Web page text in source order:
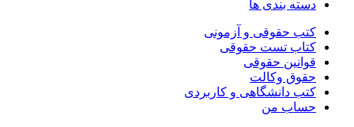
دسته بندی ها
کتب حقوقی و آزمونی
کتاب تست حقوقی
قوانین حقوقی
حقوق وکالت
کتب دانشگاهی و کاربردی
حساب من